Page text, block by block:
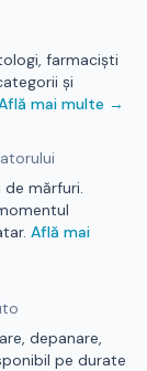
farmaciști
și
mai multe →
mărfuri.
Află mai
depanare,
pe durate